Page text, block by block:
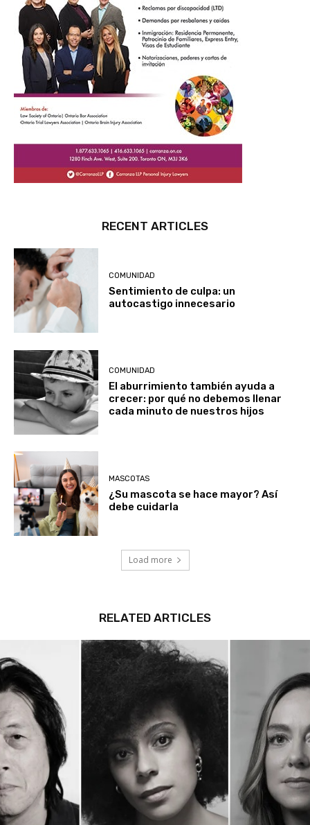
RECENT ARTICLES
COMUNIDAD
Sentimiento de culpa: un
autocastigo innecesario
COMUNIDAD
El aburrimiento también ayuda a
crecer: por qué no debemos llenar
cada minuto de nuestros hijos
MASCOTAS
¿Su mascota se hace mayor? Así
debe cuidarla
Load more
RELATED ARTICLES